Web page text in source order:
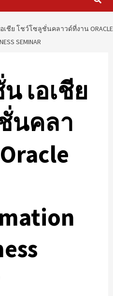
เชีย โชว์โซลูชั่นคลาวด์ที่งาน ORACLE
SEMINAR
เอเชีย
นคลา